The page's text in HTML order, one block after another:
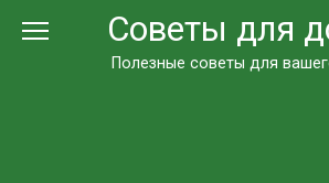
Советы для
Полезные советы для